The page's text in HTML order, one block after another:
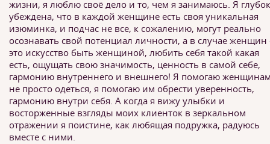
жизни, я люблю своё дело и то, чем я занимаюсь. Я
убеждена, что в каждой женщине есть своя уникальная
изюминка, и подчас не все, к сожалению, могут реально
осознавать свой потенциал личности, а в случае женщин
это искусство быть женщиной, любить себя такой какая
есть, ощущать свою значимость, ценность в самой себе,
гармонию внутреннего и внешнего! Я помогаю
не просто одеться, я помогаю им обрести уверенность,
гармонию внутри себя. А когда я вижу улыбки и
восторженные взгляды моих клиенток в зеркальном
отражении я поистине, как любящая подружка, радуюсь
вместе с ними.